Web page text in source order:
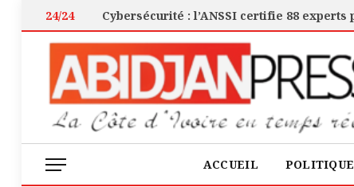
24/24
ACCUEIL POLITIQUE